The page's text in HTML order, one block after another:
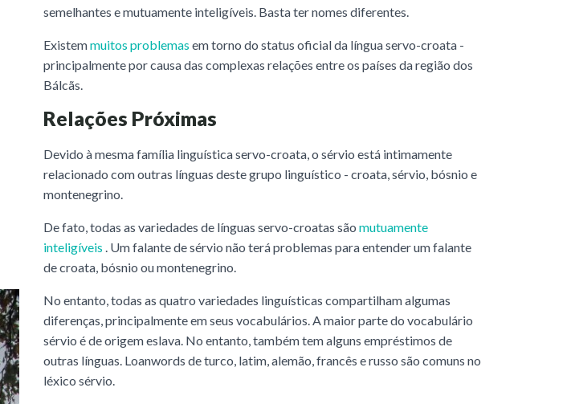
semelhantes e mutuamente inteligíveis. Basta ter nomes diferentes.
Existemmuitos problemas em torno do status oficial da língua servo-croata -
principalmente por causa das complexas relações entre os países da região dos
Bálcãs.
Relações Próximas
Devido à mesma família linguística servo-croata, o sérvio está intimamente
relacionado com outras línguas deste grupo linguístico - croata, sérvio, bósnio e
montenegrino.
De fato, todas as variedades de línguas servo-croatas são mutuamente
inteligíveis . Um falante de sérvio não terá problemas para entender um falante
de croata, bósnio ou montenegrino.
No entanto, todas as quatro variedades linguísticas compartilham algumas
diferenças, principalmente em seus vocabulários. A maior parte do vocabulário
sérvio é de origem eslava. No entanto, também tem alguns empréstimos de
outras línguas. Loanwords de turco, latim, alemão, francês e russo são comuns no
léxico sérvio.